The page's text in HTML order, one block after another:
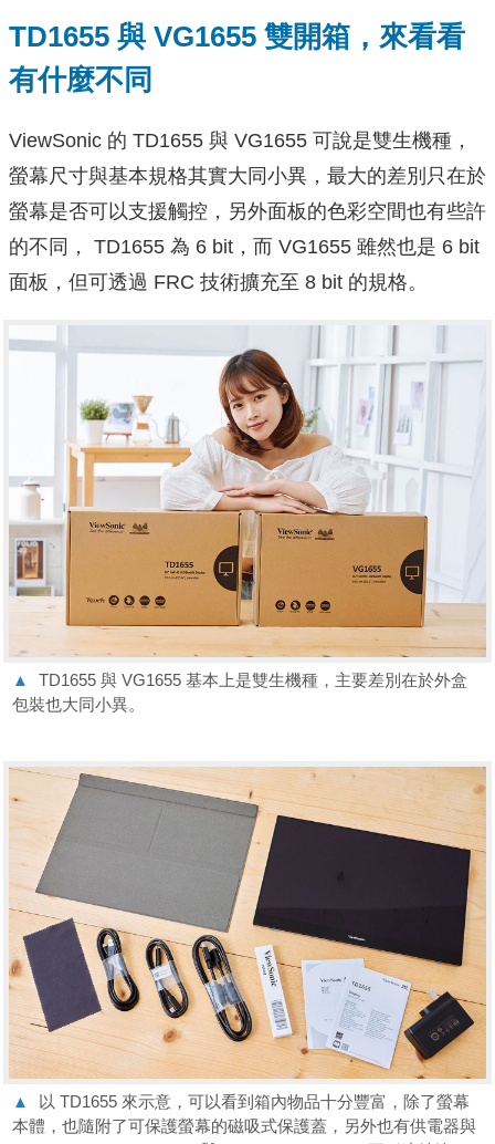
TD1655 與 VG1655 雙開箱，來看看
有什麼不同
ViewSonic 的 TD1655 與 VG1655 可說是雙生機種，
螢幕尺寸與基本規格其實大同小異，最大的差別只在於
螢幕是否可以支援觸控，另外面板的色彩空間也有些許
的不同， TD1655 為 6 bit，而 VG1655 雖然也是 6 bit
面板，但可透過 FRC 技術擴充至 8 bit 的規格。
▲
TD1655 與 VG1655 基本上是雙生機種，主要差別在於外盒
包裝也大同小異。
▲
以 TD1655 來示意，可以看到箱內物品十分豐富，除了螢幕
本體，也隨附了可保護螢幕的磁吸式保護蓋，另外也有供電器與